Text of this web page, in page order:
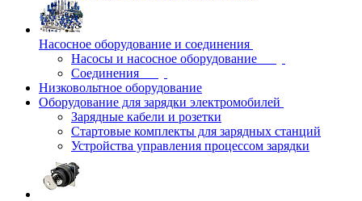
Насосное оборудование и соединения
Насосы и насосное оборудование
Соединения
Низковольтное оборудование
Оборудование для зарядки электромобилей
Зарядные кабели и розетки
Стартовые комплекты для зарядных станций
Устройства управления процессом зарядки